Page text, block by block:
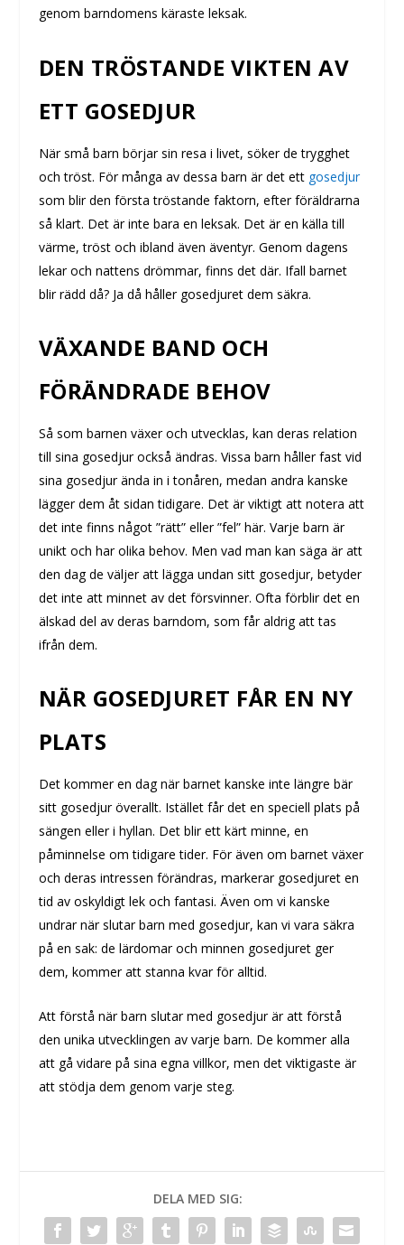
genom barndomens käraste leksak.
DEN TRÖSTANDE VIKTEN AV
ETT GOSEDJUR
När små barn börjar sin resa i livet, söker de trygghet
och tröst. För många av dessa barn är det ett gosedjur
som blir den första tröstande faktorn, efter föräldrarna
så klart. Det är inte bara en leksak. Det är en källa till
värme, tröst och ibland även äventyr. Genom dagens
lekar och nattens drömmar, finns det där. Ifall barnet
blir rädd då? Ja då håller gosedjuret dem säkra.
VÄXANDE BAND OCH
FÖRÄNDRADE BEHOV
Så som barnen växer och utvecklas, kan deras relation
till sina gosedjur också ändras. Vissa barn håller fast vid
sina gosedjur ända in i tonåren, medan andra kanske
lägger dem åt sidan tidigare. Det är viktigt att notera att
det inte finns något ”rätt” eller ”fel” här. Varje barn är
unikt och har olika behov. Men vad man kan säga är att
den dag de väljer att lägga undan sitt gosedjur, betyder
det inte att minnet av det försvinner. Ofta förblir det en
älskad del av deras barndom, som får aldrig att tas
ifrån dem.
NÄR GOSEDJURET FÅR EN NY
PLATS
Det kommer en dag när barnet kanske inte längre bär
sitt gosedjur överallt. Istället får det en speciell plats på
sängen eller i hyllan. Det blir ett kärt minne, en
påminnelse om tidigare tider. För även om barnet växer
och deras intressen förändras, markerar gosedjuret en
tid av oskyldigt lek och fantasi. Även om vi kanske
undrar när slutar barn med gosedjur, kan vi vara säkra
på en sak: de lärdomar och minnen gosedjuret ger
dem, kommer att stanna kvar för alltid.
Att förstå när barn slutar med gosedjur är att förstå
den unika utvecklingen av varje barn. De kommer alla
att gå vidare på sina egna villkor, men det viktigaste är
att stödja dem genom varje steg.
DELA MED SIG: